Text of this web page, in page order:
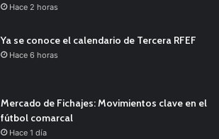
Hace 2 horas
Ya se conoce el calendario de Tercera RFEF
Hace 6 horas
Mercado de Fichajes: Movimientos clave en el
fútbol comarcal
Hace 1 día